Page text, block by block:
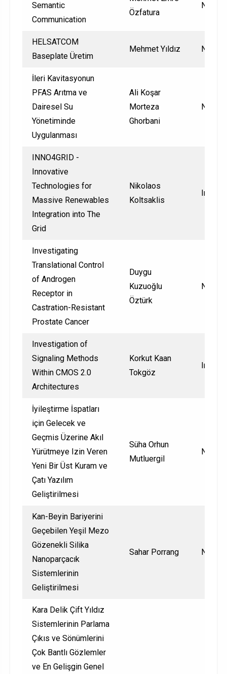
Semantic
Communication
Özfatura
HELSATCOM
Baseplate Üretim
Mehmet Yıldız
İleri Kavitasyonun
PFAS Arıtma ve
Dairesel Su
Yönetiminde
Uygulanması
Ali Koşar
Morteza
Ghorbani
INNO4GRID -
Innovative
Technologies for
Massive Renewables
Integration into The
Grid
Nikolaos
Koltsaklis
Investigating
Translational Control
of Androgen
Receptor in
Castration-Resistant
Prostate Cancer
Duygu
Kuzuoğlu
Öztürk
Investigation of
Signaling Methods
Within CMOS 2.0
Architectures
Korkut Kaan
Tokgöz
İyileştirme İspatları
için Gelecek ve
Geçmis Üzerine Akıl
Yürütmeye Izin Veren
Yeni Bir Üst Kuram ve
Çatı Yazılım
Geliştirilmesi
Süha Orhun
Mutluergil
Kan-Beyin Bariyerini
Geçebilen Yeşil Mezo
Gözenekli Silika
Nanoparçacık
Sistemlerinin
Geliştirilmesi
Sahar Porrang
Kara Delik Çift Yıldız
Sistemlerinin Parlama
Çıkıs ve Sönümlerini
Çok Bantlı Gözlemler
ve En Gelişgin Genel